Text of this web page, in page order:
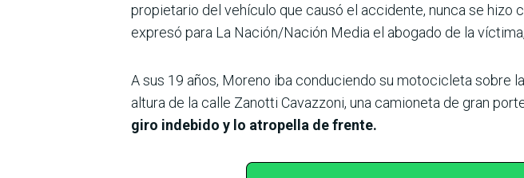
propietario del vehículo que causó el accidente, nunca se hizo
expresó para La Nación/Nación Media el abogado de la
A sus 19 años, Moreno iba conduciendo su motocicleta sobre
altura de la calle Zanotti Cavazzoni, una camioneta de gran
giro indebido y lo atropella de frente.